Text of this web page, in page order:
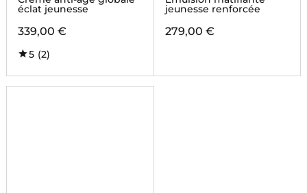
éclat jeunesse
339,00 €
5 (2)
jeunesse renforcée
279,00 €